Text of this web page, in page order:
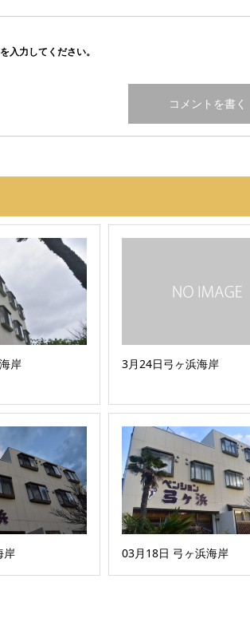
入力してください。
岸 3月24日弓ヶ浜海岸
岸 03月18日 弓ヶ浜海岸